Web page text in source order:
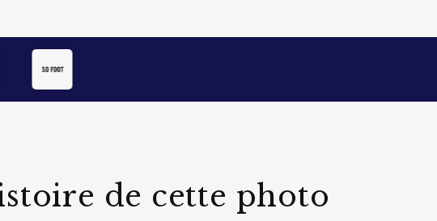
juillet 1998
de cette photo